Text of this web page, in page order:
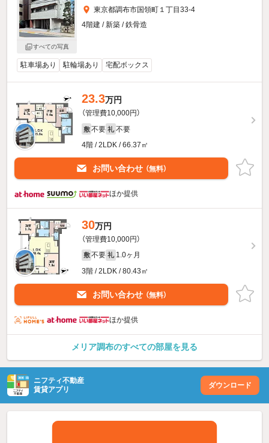
すべての写真
東京都調布市国領町１丁目33-4
4階建 / 新築 / 鉄骨造
駐車場あり 駐輪場あり 宅配ボックス
23.3万円
（管理費10,000円）
敷 不要 礼 不要
4階 / 2LDK / 66.37㎡
お問い合わせ （無料）
ほか提供
30万円
（管理費10,000円）
敷 不要 礼 1.0ヶ月
3階 / 2LDK / 80.43㎡
お問い合わせ （無料）
ほか提供
メリア調布のすべての部屋を見る
ニフティ不動産
賃貸アプリ
ダウンロード